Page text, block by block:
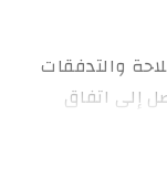
والتدفقات
إلى اتفاق